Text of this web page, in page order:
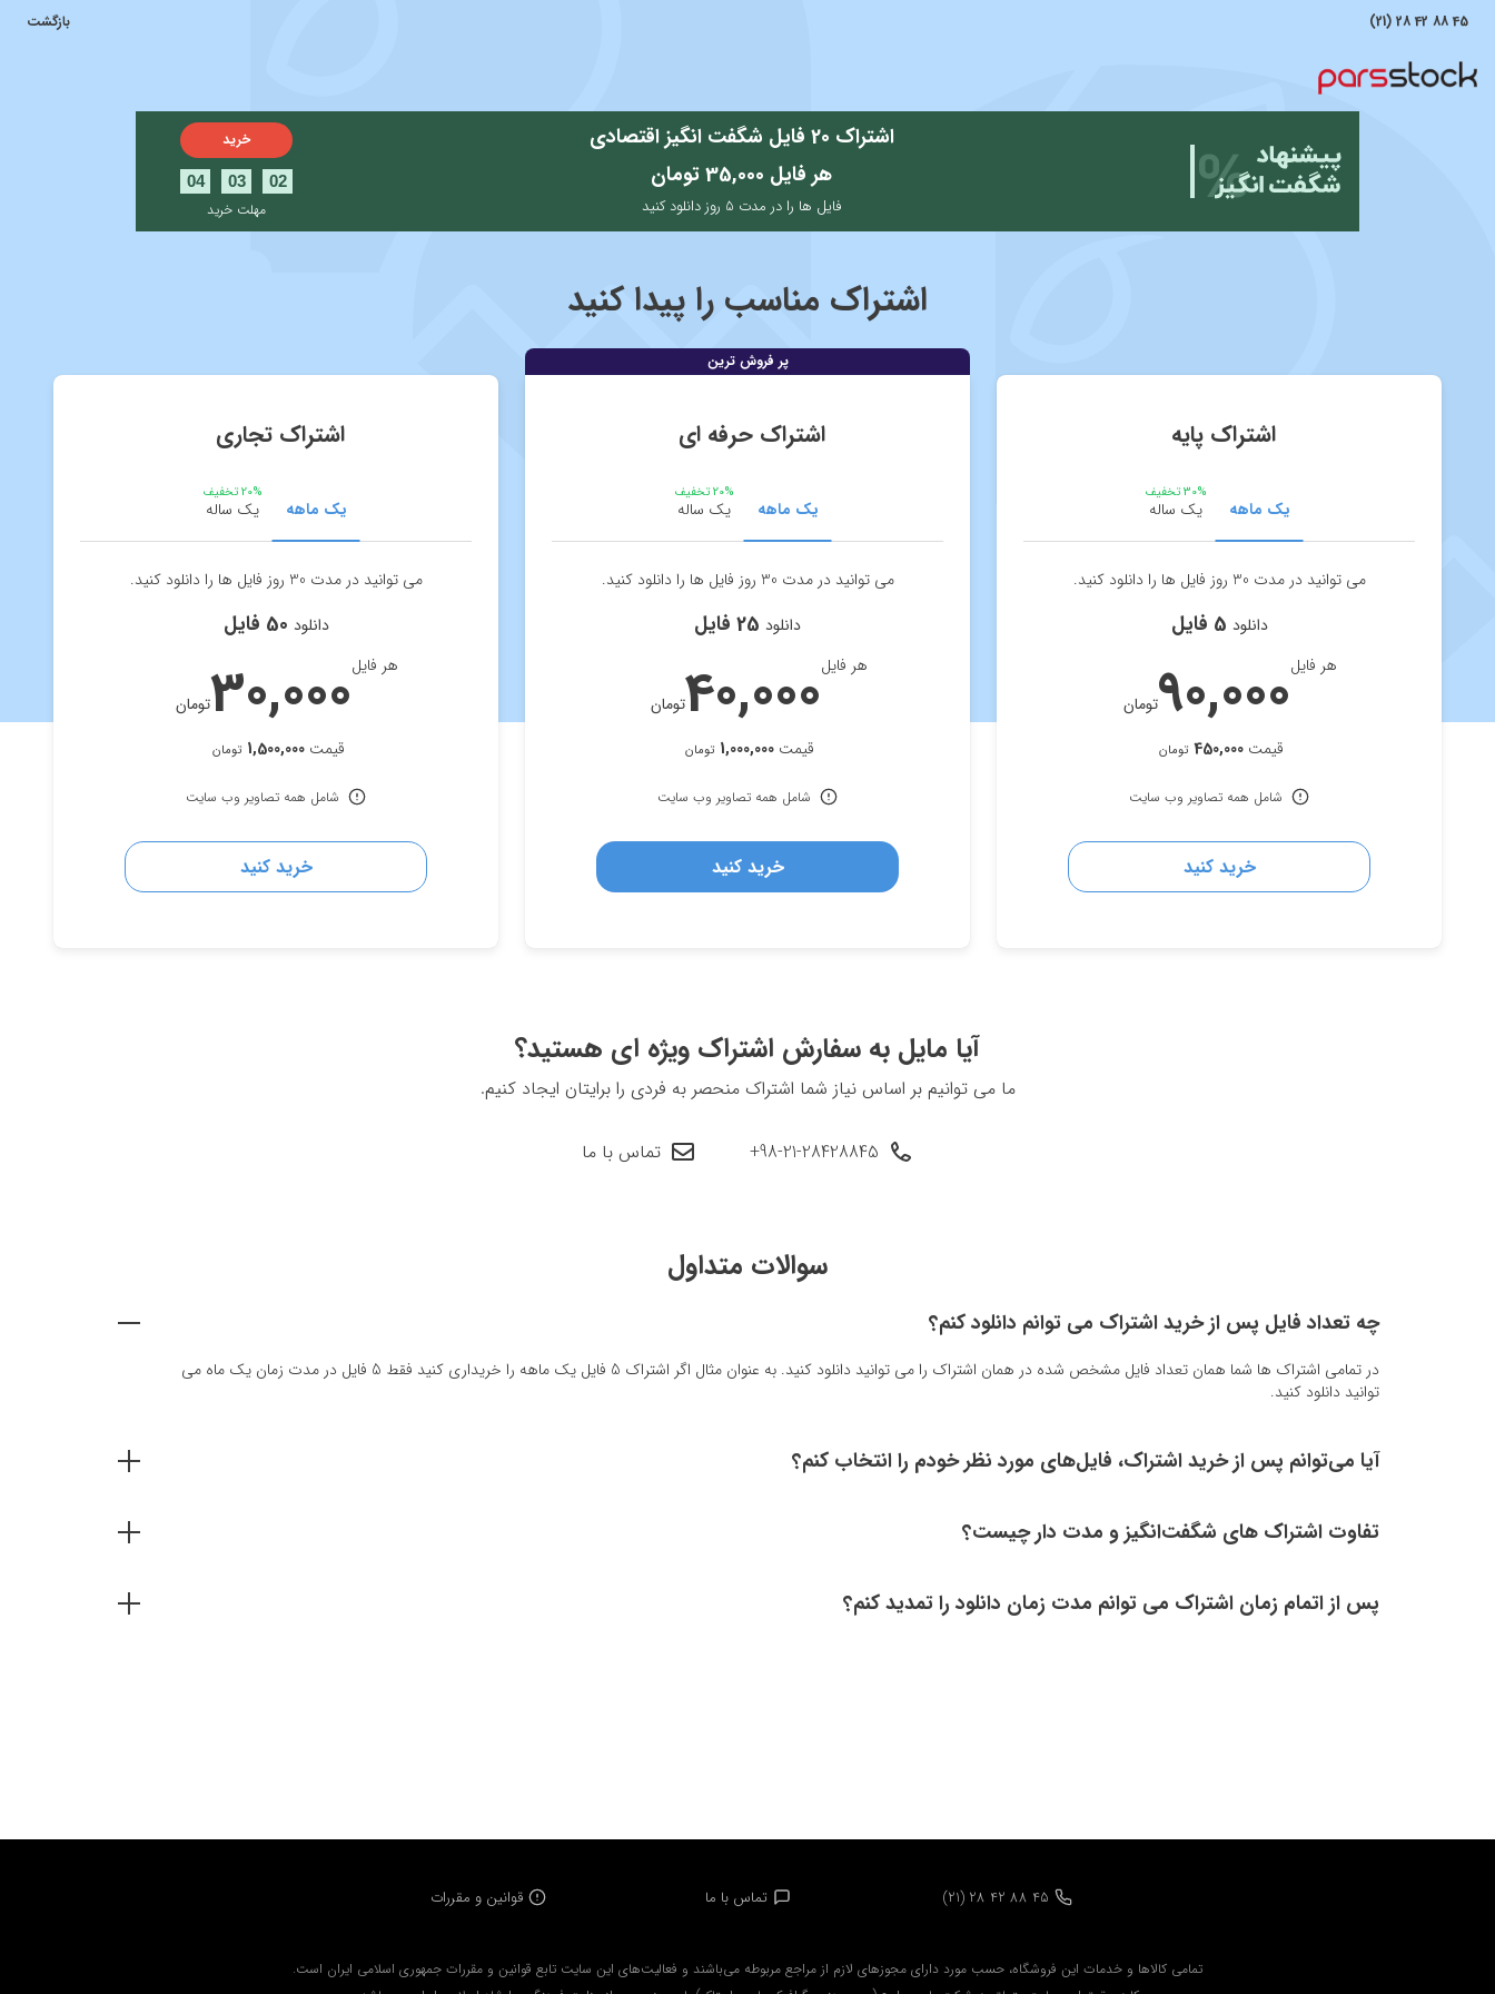
(21) 28 42 88 45 بازگشت
اشتراک 20 فایل شگفت انگیز اقتصادی
هر فایل 35,000 تومان
فایل ها را در مدت 5 روز دانلود کنید
خرید
02
03
04
مهلت خرید
اشتراک مناسب را پیدا کنید
اشتراک پایه
یک ماهه
30% تخفیف
یک ساله
می توانید در مدت 30 روز فایل ها را دانلود کنید.
دانلود
هر فایل90,000تومان
قیمت 450,000 تومان
شامل همه تصاویر وب سایت
خرید کنید
اشتراک حرفه ای
یک ماهه
20% تخفیف
یک ساله
می توانید در مدت 30 روز فایل ها را دانلود کنید.
دانلود
هر فایل40,000تومان
قیمت 1,000,000 تومان
شامل همه تصاویر وب سایت
خرید کنید
اشتراک تجاری
یک ماهه
20% تخفیف
یک ساله
می توانید در مدت 30 روز فایل ها را دانلود کنید.
دانلود
هر فایل30,000تومان
قیمت 1,500,000 تومان
شامل همه تصاویر وب سایت
خرید کنید
آیا مایل به سفارش اشتراک ویژه ای هستید؟
ما می توانیم بر اساس نیاز شما اشتراک منحصر به فردی را برایتان ایجاد کنیم.
+98-21-28428845 تماس با ما
سوالات متداول
چه تعداد فایل پس از خرید اشتراک می توانم دانلود کنم؟
در تمامی اشتراک ها شما همان تعداد فایل مشخص شده در همان اشتراک را می توانید دانلود کنید. به عنوان مثال اگر اشتراک 5 فایل یک ماهه را خریداری کنید فقط 5 فایل در مدت زمان یک ماه می
توانید دانلود کنید.
آیا می‌توانم پس از خرید اشتراک، فایل‌های مورد نظر خودم را انتخاب کنم؟
تفاوت اشتراک های شگفت‌انگیز و مدت دار چیست؟
پس از اتمام زمان اشتراک می توانم مدت زمان دانلود را تمدید کنم؟
(21) 28 42 88 45 تماس با ما قوانین و مقررات
تمامي كالاها و خدمات اين فروشگاه، حسب مورد داراي مجوزهاي لازم از مراجع مربوطه مي‌باشند و فعاليت‌هاي اين سايت تابع قوانين و مقررات جمهوري اسلامي ايران است.